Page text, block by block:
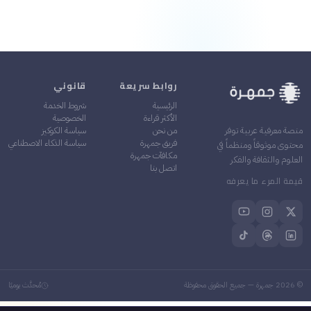
منصة معرفية عربية توفر
محتوى موثوقاً ومنظماً في
العلوم والثقافة والفكر
قيمة المرء ما يعرفه
روابط سريعة
الرئيسية
الأكثر قراءة
من نحن
فريق جمهرة
مكافآت جمهرة
اتصل بنا
قانوني
شروط الخدمة
الخصوصية
سياسة الكوكيز
سياسة الذكاء الاصطناعي
©
2026 جمهرة — جميع الحقوق محفوظة مُحدَّث يوميًا